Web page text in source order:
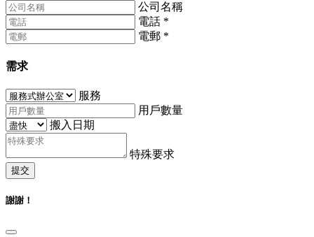
公司名稱
電話 *
電郵 *
需求
服務
用戶數量
搬入日期
特殊要求
提交
謝謝！